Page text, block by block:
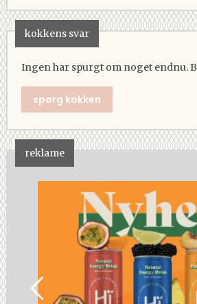
kokkens svar
Ingen har spurgt om noget endnu.
spørg kokken
reklame